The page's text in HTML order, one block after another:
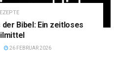
Bibel: Ein zeitloses
26 FEBRUAR 2026